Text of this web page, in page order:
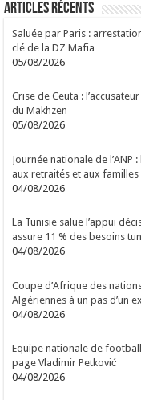
Articles Récents
Saluée par Paris :
clé de la DZ Mafia
05/08/2026
Crise de Ceuta :
du Makhzen
05/08/2026
Journée nationale de
aux retraités et aux
04/08/2026
La Tunisie salue l’appui
assure 11 % des besoins
04/08/2026
Coupe d’Afrique des
Algériennes à un pas d’un
04/08/2026
Equipe nationale de
page Vladimir Petković
04/08/2026